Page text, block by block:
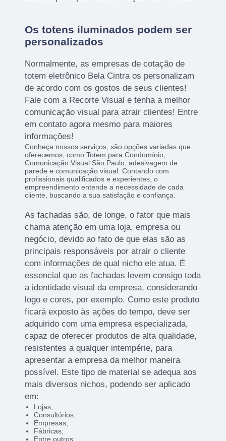
Os totens iluminados podem ser
personalizados
Normalmente, as empresas de cotação de
totem eletrônico Bela Cintra os personalizam
de acordo com os gostos de seus clientes!
Fale com a Recorte Visual e tenha a melhor
comunicação visual para atrair clientes! Entre
em contato agora mesmo para maiores
informações!
Conheça nossos serviços, são opções variadas que
oferecemos, como Totem para Condomínio,
Comunicação Visual São Paulo, adesivagem de
parede e comunicação visual. Contando com
profissionais qualificados e experientes, o
empreendimento entende a necessidade de cada
cliente, buscando a sua satisfação e confiança.
As fachadas são, de longe, o fator que mais
chama atenção em uma loja, empresa ou
negócio, devido ao fato de que elas são as
principais responsáveis por atrair o cliente
com informações de qual nicho ele atua. É
essencial que as fachadas levem consigo toda
a identidade visual da empresa, considerando
logo e cores, por exemplo. Como este produto
ficará exposto às ações do tempo, deve ser
adquirido com uma empresa especializada,
capaz de oferecer produtos de alta qualidade,
resistentes a qualquer intempérie, para
apresentar a empresa da melhor maneira
possível. Este tipo de material se adequa aos
mais diversos nichos, podendo ser aplicado
em:
Lojas;
Consultórios;
Empresas;
Fábricas;
Entre outros.